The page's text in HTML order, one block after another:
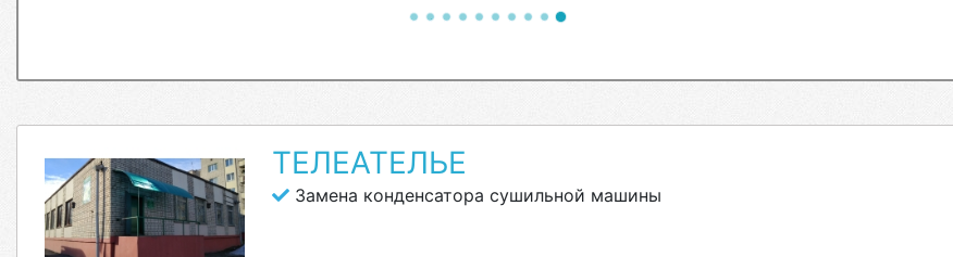
ТЕЛЕАТЕЛЬЕ
Замена конденсатора сушильной машины